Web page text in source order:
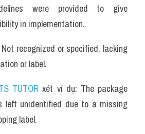
were provided to give
in implementation.
recognized or specified, lacking
or label.
TUTOR xét ví dụ: The package
left unidentified due to a missing
label.